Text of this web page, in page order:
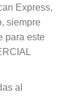
Express,
siempre
para este
al